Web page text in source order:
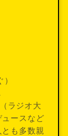
ラジオ大
ースなど
も多数親